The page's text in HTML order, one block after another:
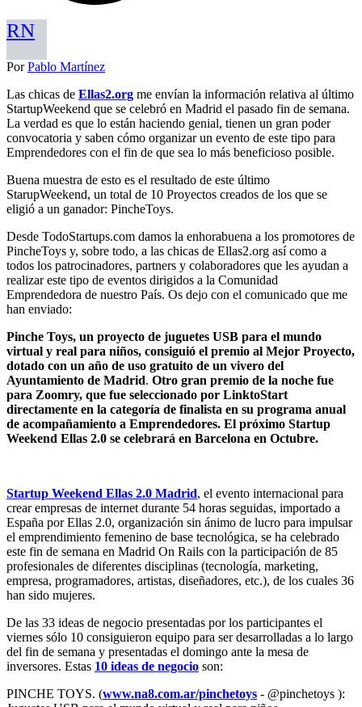
RN
PorPablo Martínez
Las chicas de Ellas2.org me envían la información relativa al último
StartupWeekend que se celebró en Madrid el pasado fin de semana.
La verdad es que lo están haciendo genial, tienen un gran poder
convocatoria y saben cómo organizar un evento de este tipo para
Emprendedores con el fin de que sea lo más beneficioso posible.
Buena muestra de esto es el resultado de este último
StarupWeekend, un total de 10 Proyectos creados de los que se
eligió a un ganador: PincheToys.
Desde TodoStartups.com damos la enhorabuena a los promotores de
PincheToys y, sobre todo, a las chicas de Ellas2.org así como a
todos los patrocinadores, partners y colaboradores que les ayudan a
realizar este tipo de eventos dirigidos a la Comunidad
Emprendedora de nuestro País. Os dejo con el comunicado que me
han enviado:
Pinche Toys, un proyecto de juguetes USB para el mundo
virtual y real para niños, consiguió el premio al Mejor Proyecto,
dotado con un año de uso gratuito de un vivero del
Ayuntamiento de Madrid. Otro gran premio de la noche fue
para Zoomry, que fue seleccionado por LinktoStart
directamente en la categoría de finalista en su programa anual
de acompañamiento a Emprendedores. El próximo Startup
Weekend Ellas 2.0 se celebrará en Barcelona en Octubre.
Startup Weekend Ellas 2.0 Madrid, el evento internacional para
crear empresas de internet durante 54 horas seguidas, importado a
España por Ellas 2.0, organización sin ánimo de lucro para impulsar
el emprendimiento femenino de base tecnológica, se ha celebrado
este fin de semana en Madrid On Rails con la participación de 85
profesionales de diferentes disciplinas (tecnología, marketing,
empresa, programadores, artistas, diseñadores, etc.), de los cuales 36
han sido mujeres.
De las 33 ideas de negocio presentadas por los participantes el
viernes sólo 10 consiguieron equipo para ser desarrolladas a lo largo
del fin de semana y presentadas el domingo ante la mesa de
inversores. Estas 10 ideas de negocio son:
PINCHE TOYS. (www.na8.com.ar/pinchetoys - @pinchetoys ):